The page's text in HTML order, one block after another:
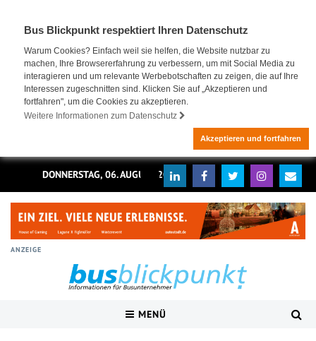
Bus Blickpunkt respektiert Ihren Datenschutz
Warum Cookies? Einfach weil sie helfen, die Website nutzbar zu
machen, Ihre Browsererfahrung zu verbessern, um mit Social Media zu
interagieren und um relevante Werbebotschaften zu zeigen, die auf Ihre
Interessen zugeschnitten sind. Klicken Sie auf „Akzeptieren und
fortfahren", um die Cookies zu akzeptieren.
Weitere Informationen zum Datenschutz
Akzeptieren und fortfahren
DONNERSTAG, 06. AUGUST 2026
ANZEIGE
MENÜ